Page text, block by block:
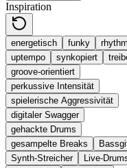
Inspiration
energetisch funky
uptempo
synkopiert
groove-orientiert
perkussive Intensität
spielerische Aggressivität
digitaler Swagger
gehackte Drums
gesampelte Breaks
Synth-Streicher
Live-